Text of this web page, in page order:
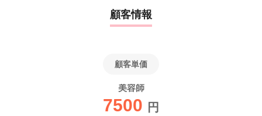
顧客情報
顧客単価
美容師
7500 円